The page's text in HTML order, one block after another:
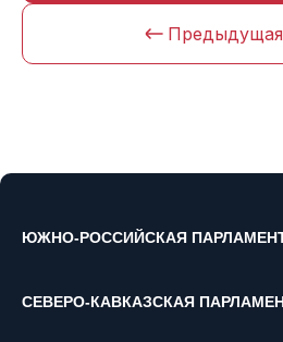
Предыдущая
ЮЖНО-РОССИЙСКАЯ
СЕВЕРО-КАВКАЗСКАЯ